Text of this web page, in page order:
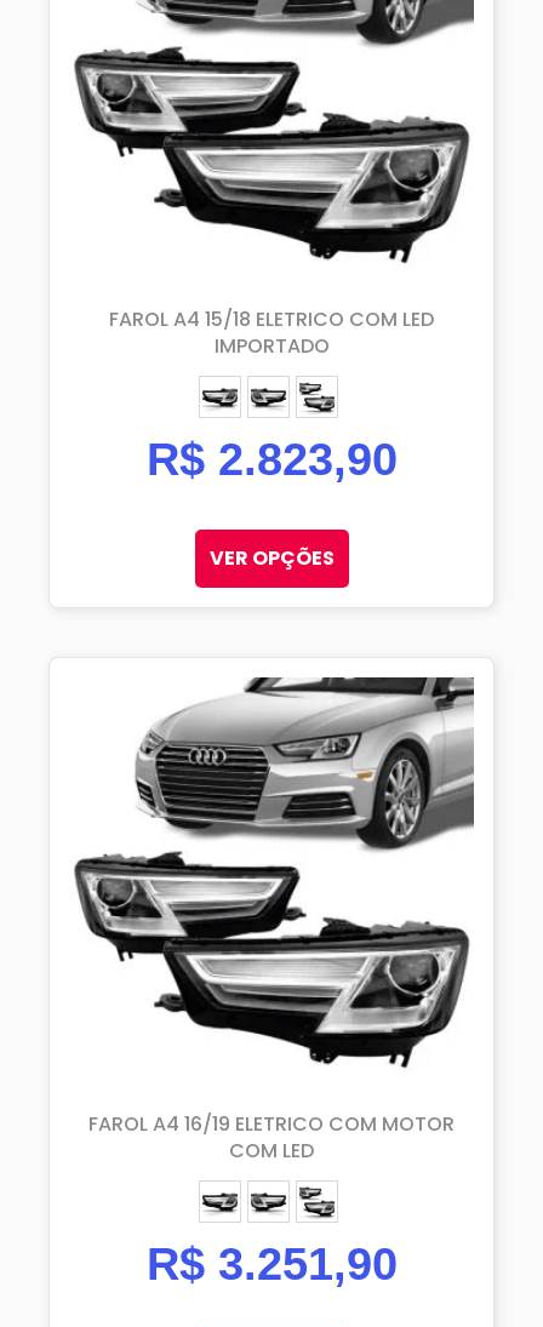
FAROL A4 15/18 ELETRICO COM LED
IMPORTADO
ESQUERDO (MOTORISTA)
DIREITO (PASSAGEIRO)
PAR
R$2.823,90
VER OPÇÕES
FAROL A4 16/19 ELETRICO COM MOTOR
COM LED
ESQUERDO (MOTORISTA)
DIREITO (PASSAGEIRO)
PAR
R$3.251,90